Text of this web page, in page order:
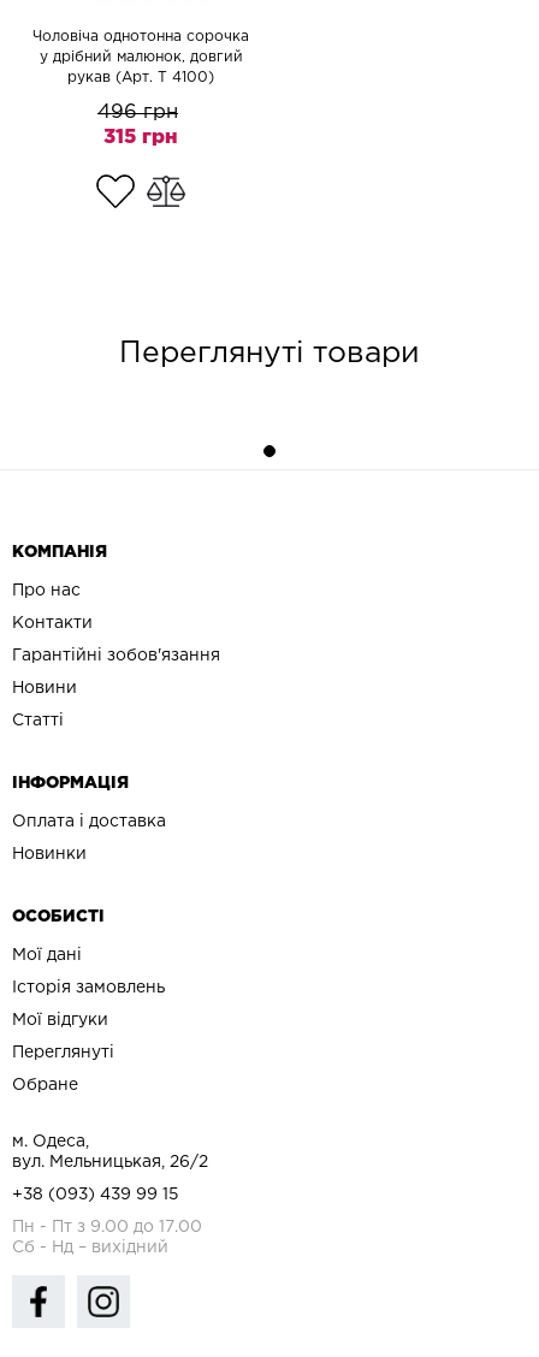
Чоловіча однотонна сорочка
у дрібний малюнок, довгий
рукав (Арт. T 4100)
496 грн
315 грн
Переглянуті товари
КОМПАНІЯ
Про нас
Контакти
Гарантійні зобов'язання
Новини
Статті
ІНФОРМАЦІЯ
Оплата і доставка
Новинки
ОСОБИСТІ
Мої дані
Історія замовлень
Мої відгуки
Переглянуті
Обране
м. Одеса,
вул. Мельницькая, 26/2
+38 (093) 439 99 15
Пн - Пт з 9.00 до 17.00
Сб - Нд – вихідний